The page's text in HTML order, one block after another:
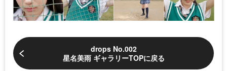
drops No.002
星名美雨 ギャラリーTOPに戻る